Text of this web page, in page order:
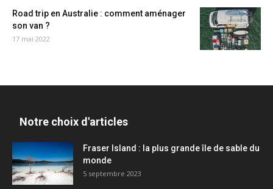
Road trip en Australie : comment aménager
son van ?
17 mai 2022
Notre choix d'articles
Fraser Island : la plus grande île de sable du
monde
5 septembre 2023